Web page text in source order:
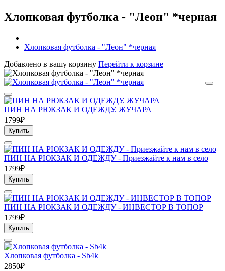
Хлопковая футболка - "Леон" *черная
Хлопковая футболка - "Леон" *черная
Добавлено в вашу корзину Перейти к корзине
ПИН НА РЮКЗАК И ОДЕЖДУ. ЖУЧАРА
1799₽
Купить
ПИН НА РЮКЗАК И ОДЕЖДУ - Приезжайте к нам в село
1799₽
Купить
ПИН НА РЮКЗАК И ОДЕЖДУ - ИНВЕСТОР В ТОПОР
1799₽
Купить
Хлопковая футболка - Sb4k
2850₽